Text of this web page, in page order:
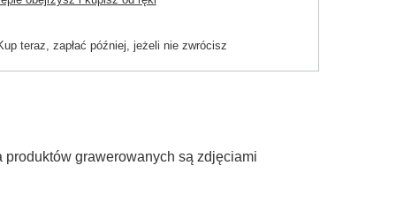
teraz, zapłać później, jeżeli nie zwrócisz
grawerowanych są zdjęciami